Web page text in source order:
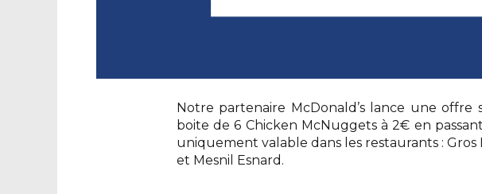
Notre partenaire McDonald’s lance une offre
boite de 6 Chicken McNuggets à 2€ en
uniquement valable dans les restaurants :
et Mesnil Esnard.